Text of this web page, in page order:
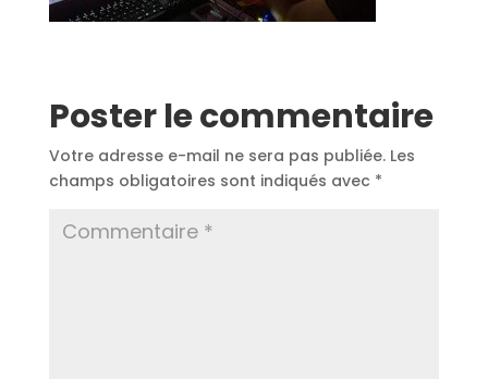
Poster le commentaire
Votre adresse e-mail ne sera pas publiée. Les
champs obligatoires sont indiqués avec *